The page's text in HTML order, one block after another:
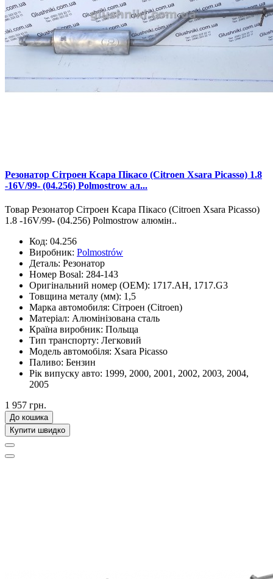
Резонатор Сітроен Ксара Пікасо (Citroen Xsara Picasso) 1.8
-16V/99- (04.256) Polmostrow ал...
Товар Резонатор Сітроен Ксара Пікасо (Citroen Xsara Picasso)
1.8 -16V/99- (04.256) Polmostrow алюмін..
Код: 04.256
Виробник: Polmostrów
Деталь: Резонатор
Номер Bosal: 284-143
Оригінальний номер (OEM): 1717.AH, 1717.G3
Товщина металу (мм): 1,5
Марка автомобиля: Сітроен (Citroen)
Матеріал: Алюмінізована сталь
Країна виробник: Польща
Тип транспорту: Легковий
Модель автомобіля: Xsara Picasso
Паливо: Бензин
Рік випуску авто: 1999, 2000, 2001, 2002, 2003, 2004,
2005
1 957 грн.
До кошика
Купити швидко